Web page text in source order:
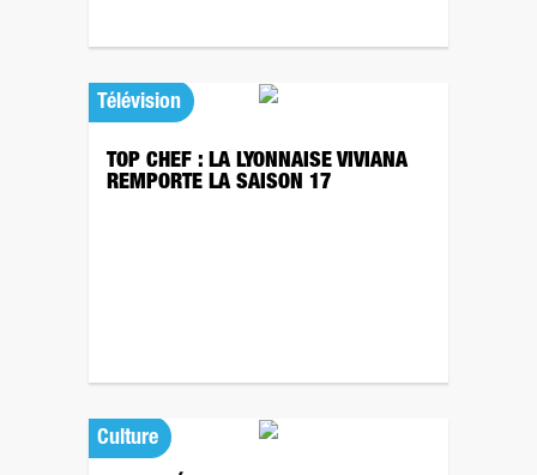
Télévision
TOP CHEF : LA LYONNAISE VIVIANA
REMPORTE LA SAISON 17
Culture